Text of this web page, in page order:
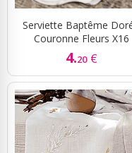
Serviette Baptême
Couronne Fleurs X16
4.20 €